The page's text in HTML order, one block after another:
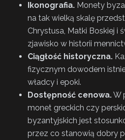
Ikonografia. Monety
na tak wielką skalę
Chrystusa, Matki Boskiej i
zjawisko w historii
Ciągłość historyczna.
fizycznym dowodem
władcy i epoki.
Dostępność cenowa.W
monet greckich czy
byzantyjskich jest
przez co stanowią dobry